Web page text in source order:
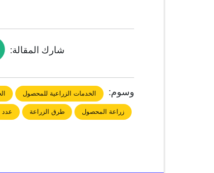
شارك المقالة:
وسوم: الخدمات الزراعية للمحصول
زراعة المحصول طرق الزراعة عدد